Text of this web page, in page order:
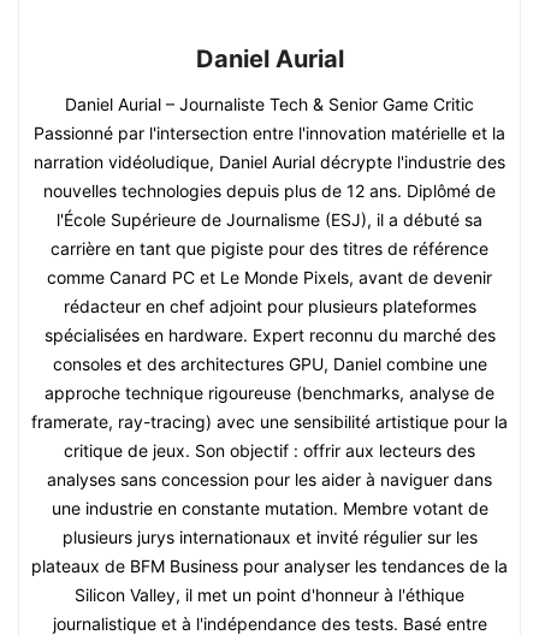
Daniel Aurial
Daniel Aurial – Journaliste Tech & Senior Game Critic
Passionné par l'intersection entre l'innovation matérielle et la
narration vidéoludique, Daniel Aurial décrypte l'industrie des
nouvelles technologies depuis plus de 12 ans. Diplômé de
l'École Supérieure de Journalisme (ESJ), il a débuté sa
carrière en tant que pigiste pour des titres de référence
comme Canard PC et Le Monde Pixels, avant de devenir
rédacteur en chef adjoint pour plusieurs plateformes
spécialisées en hardware. Expert reconnu du marché des
consoles et des architectures GPU, Daniel combine une
approche technique rigoureuse (benchmarks, analyse de
framerate, ray-tracing) avec une sensibilité artistique pour la
critique de jeux. Son objectif : offrir aux lecteurs des
analyses sans concession pour les aider à naviguer dans
une industrie en constante mutation. Membre votant de
plusieurs jurys internationaux et invité régulier sur les
plateaux de BFM Business pour analyser les tendances de la
Silicon Valley, il met un point d'honneur à l'éthique
journalistique et à l'indépendance des tests. Basé entre